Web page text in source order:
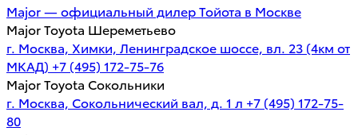
Major — официальный дилер Тойота в Москве
Major Toyota Шереметьево
г. Москва, Химки, Ленинградское шоссе, вл. 23 (4км от
МКАД) +7 (495) 172-75-76
Major Toyota Сокольники
г. Москва, Сокольнический вал, д. 1 л +7 (495) 172-75-
80